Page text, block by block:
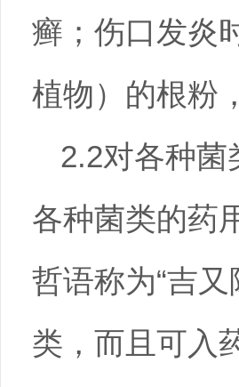
癣；伤口发炎
植物）的根粉
2.2对各种菌
各种菌类的药
哲语称为“吉
类，而且可入